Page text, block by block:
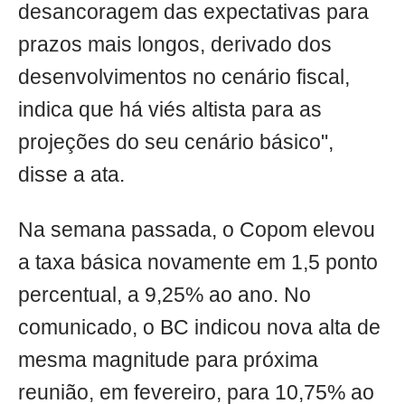
desancoragem das expectativas para
prazos mais longos, derivado dos
desenvolvimentos no cenário fiscal,
indica que há viés altista para as
projeções do seu cenário básico",
disse a ata.
Na semana passada, o Copom elevou
a taxa básica novamente em 1,5 ponto
percentual, a 9,25% ao ano. No
comunicado, o BC indicou nova alta de
mesma magnitude para próxima
reunião, em fevereiro, para 10,75% ao